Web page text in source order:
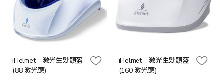
iHelmet - 激光生髮頭盔
(88 激光頭)
iHelmet - 激光生髮頭盔
(160 激光頭)